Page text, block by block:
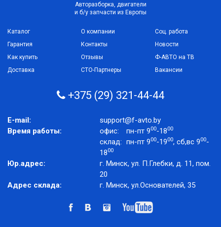
Авторазборка, двигатели
и б/у запчасти из Европы
Каталог
Гарантия
Как купить
Доставка
О компании
Контакты
Отзывы
СТО-Партнеры
Соц. работа
Новости
Ф-АВТО на ТВ
Вакансии
+375 (29) 321-44-44
E-mail:
support@f-avto.by
Время работы:
офис: пн-пт 900-1800
склад: пн-пт 900-1900, сб,вс 900-
1800
Юр.адрес:
г. Минск, ул. П.Глебки, д. 11, пом.
20
Адрес склада:
г. Минск, ул.Основателей, 35